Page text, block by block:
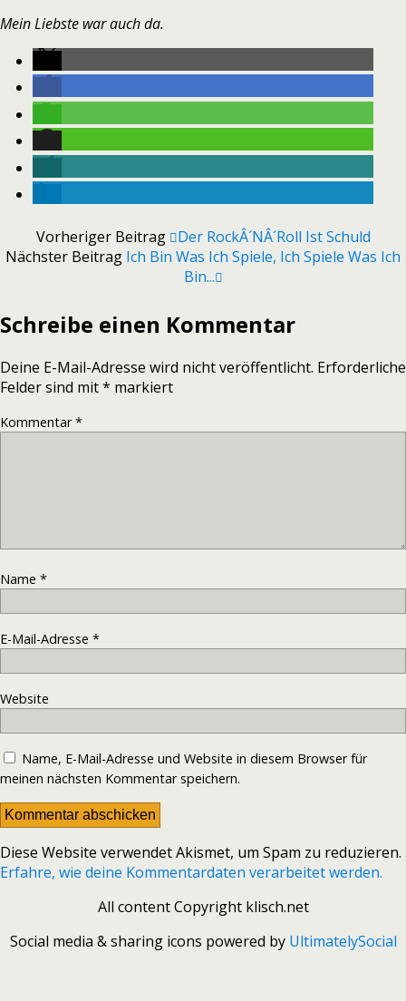
Mein Liebste war auch da.
Vorheriger Beitrag
Der RockÂ´nÂ´Roll Ist Schuld
Nächster Beitrag Ich Bin Was Ich Spiele, Ich Spiele Was Ich
Bin...
Schreibe einen Kommentar
Deine E-Mail-Adresse wird nicht veröffentlicht. Erforderliche
Felder sind mit* markiert
Kommentar*
Name *
E-Mail-Adresse *
Website
Name, E-Mail-Adresse und Website in diesem Browser für
meinen nächsten Kommentar speichern.
Diese Website verwendet Akismet, um Spam zu reduzieren.
Erfahre, wie deine Kommentardaten verarbeitet werden.
All content Copyright klisch.net
Social media & sharing icons powered by UltimatelySocial